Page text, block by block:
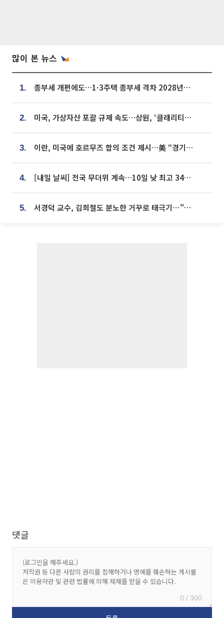
많이 본 뉴스
1. 종부세 개편에도…1·3주택 종부세 격차 2028년부터 확대
2. 미국, 가상자산 포괄 규제 속도…상원, ‘클래리티법’ 9월 절차투표 추진
3. 이란, 미국에 호르무즈 합의 조건 제시…美 “경기 아직 안 끝나” [종합]
4. [내일 날씨] 전국 무더위 계속…10일 낮 최고 34도 육박
5. 서경덕 교수, 김희철도 분노한 거꾸로 태극기⋯"엉터리는 아냐, 아쉬울 뿐"
댓글
0 / 300